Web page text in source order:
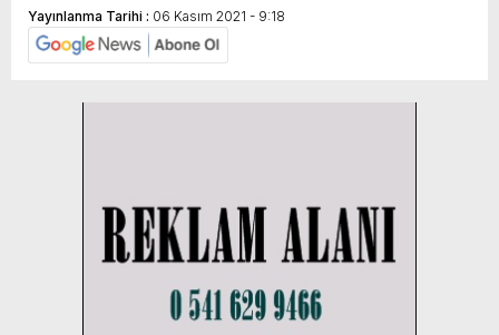
Yayınlanma Tarihi : 06 Kasım 2021 - 9:18